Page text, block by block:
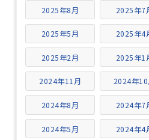
2025年8月 2025年7
2025年5月 2025年4
2025年2月 2025年1
2024年11月 2024年10
2024年8月 2024年7
2024年5月 2024年4